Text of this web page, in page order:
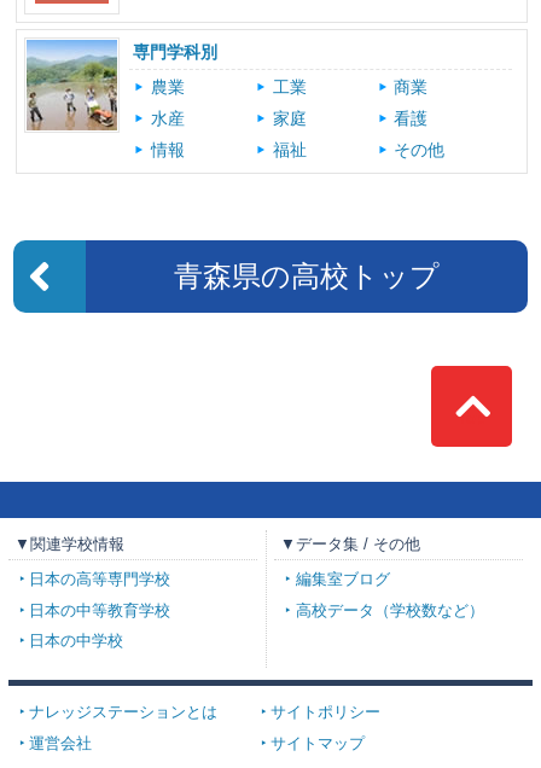
専門学科別
農業
工業
商業
水産
家庭
看護
情報
福祉 その他
青森県の高校トップ
Top
▼関連学校情報
日本の高等専門学校
日本の中等教育学校
日本の中学校
▼データ集 / その他
編集室ブログ
高校データ（学校数など）
ナレッジステーションとは
サイトポリシー
運営会社
サイトマップ